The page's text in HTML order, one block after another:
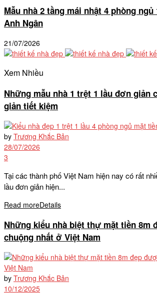
Mẫu nhà 2 tầng mái nhật 4 phòng
Anh Ngân
21/07/2026
Xem Nhiều
Những mẫu nhà 1 trệt 1 lầu đơn giản
giản tiết kiệm
by Trương Khắc Bản
28/07/2026
3
Tại các thành phố Việt Nam hiện nay có rất
lầu đơn giản hiện...
Read moreDetails
Những kiểu nhà biệt thự mặt tiền 8m
chuộng nhất ở Việt Nam
by Trương Khắc Bản
10/12/2025